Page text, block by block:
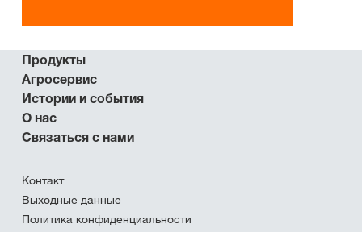
Продукты
Агросервис
Истории и события
О нас
Связаться с нами
Контакт
Выходные данные
Политика конфиденциальности